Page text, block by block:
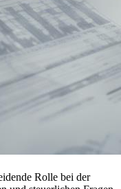
Rolle bei der